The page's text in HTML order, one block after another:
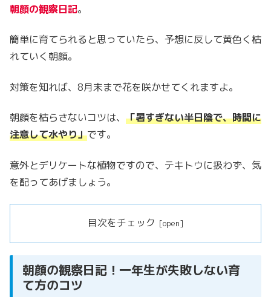
朝顔の観察日記。
簡単に育てられると思っていたら、予想に反して黄色く枯
れていく朝顔。
対策を知れば、8月末まで花を咲かせてくれますよ。
朝顔を枯らさないコツは、 「暑すぎない半日陰で、時間に
注意して水やり」です。
意外とデリケートな植物ですので、テキトウに扱わず、気
を配ってあげましょう。
目次をチェック
朝顔の観察日記！一年生が失敗しない育
て方のコツ